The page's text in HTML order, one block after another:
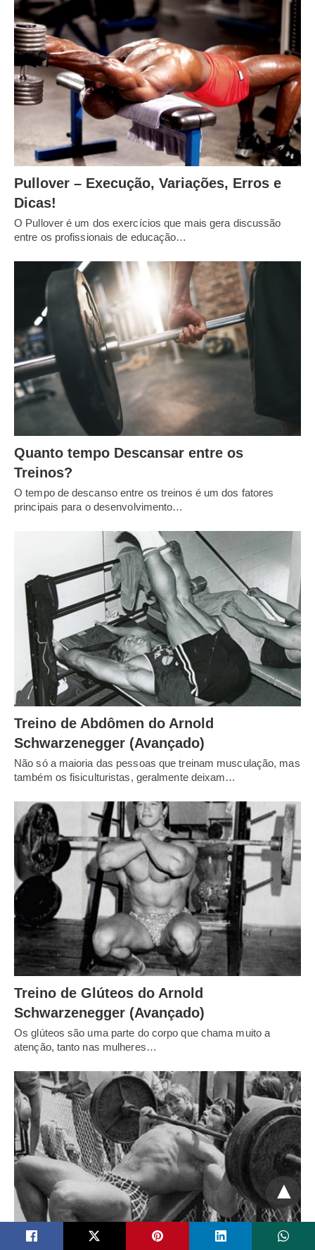
Pullover – Execução, Variações, Erros e
Dicas!
O Pullover é um dos exercícios que mais gera discussão
entre os profissionais de educação…
Quanto tempo Descansar entre os
Treinos?
O tempo de descanso entre os treinos é um dos fatores
principais para o desenvolvimento…
Treino de Abdômen do Arnold
Schwarzenegger (Avançado)
Não só a maioria das pessoas que treinam musculação, mas
também os fisiculturistas, geralmente deixam…
Treino de Glúteos do Arnold
Schwarzenegger (Avançado)
Os glúteos são uma parte do corpo que chama muito a
atenção, tanto nas mulheres…